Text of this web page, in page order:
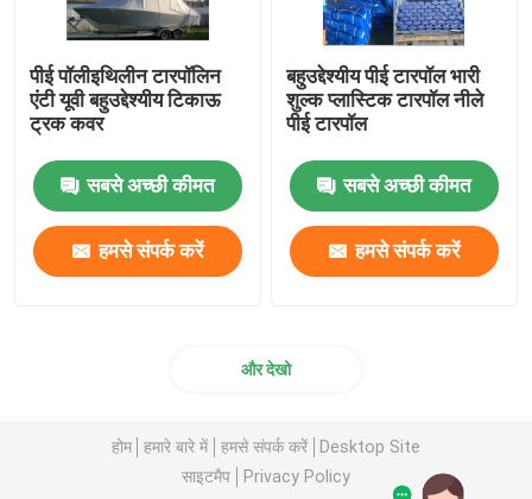
पीई पॉलीइथिलीन टारपॉलिन
एंटी यूवी बहुउद्देश्यीय टिकाऊ
ट्रक कवर
सबसे अच्छी कीमत
हमसे संपर्क करें
बहुउद्देश्यीय पीई टारपॉल भारी
शुल्क प्लास्टिक टारपॉल नीले
पीई टारपॉल
सबसे अच्छी कीमत
हमसे संपर्क करें
और देखो
होम हमारे बारे में हमसे संपर्क करें
Desktop Site
साइटमैप
Privacy Policy